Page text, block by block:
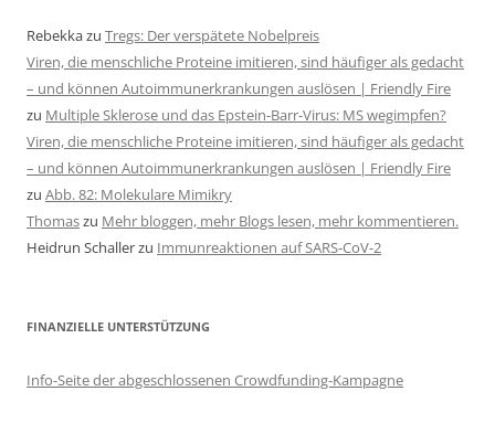
Rebekkazu Tregs: Der verspätete Nobelpreis
Viren, die menschliche Proteine imitieren, sind häufiger als gedacht
– und können Autoimmunerkrankungen auslösen | Friendly Fire
zu Multiple Sklerose und das Epstein-Barr-Virus: MS wegimpfen?
Viren, die menschliche Proteine imitieren, sind häufiger als gedacht
– und können Autoimmunerkrankungen auslösen | Friendly Fire
zu Abb. 82: Molekulare Mimikry
Thomaszu Mehr bloggen, mehr Blogs lesen, mehr kommentieren.
Heidrun Schallerzu Immunreaktionen auf SARS-CoV-2
FINANZIELLE UNTERSTÜTZUNG
Info-Seite der abgeschlossenen Crowdfunding-Kampagne